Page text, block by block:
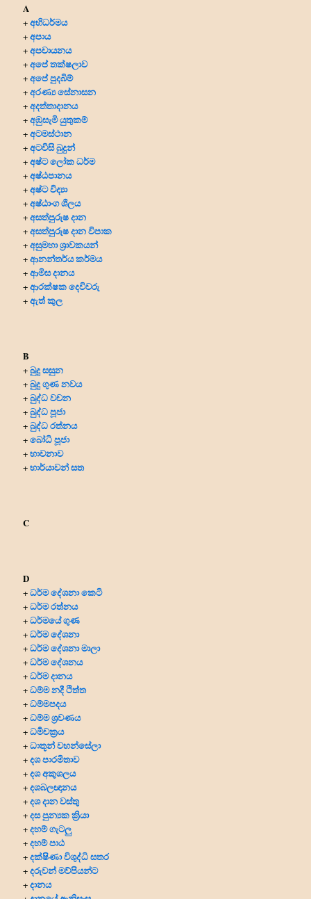
A
+අභිධර්මය
+අපාය
+අපචායනය
+අපේ තක්ෂලාව
+අපේ පුදබිම්
+අරණ්‍ය සේනාසන
+අදත්තාදානය
+අඹුසැමි යුතුකම්
+අටමස්ථාන
+අටවිසි බුදුන්
+අෂ්ට ලෝක ධර්ම
+අෂ්ඨපානය
+අෂ්ට විද්‍යා
+අෂ්ඨාංග ශීලය
+අසත්පුරුෂ දාන
+අසත්පුරුෂ දාන විපාක
+අසුමහා ශ්‍රාවකයන්
+ආනන්තර්ය කර්මය
+ආමිස දානය
+ආරක්ෂක දෙවිවරු
+ඇත් කුල
B
+බුදු සසුන
+බුදු ගුණ නවය
+බුද්ධ වචන
+බුද්ධ පූජා
+බුද්ධ රත්නය
+බෝධි පූජා
+භාවනාව
+භාර්යාවන් සත
C
D
+ධර්ම දේශනා කෙටි
+ධර්ම රත්නය
+ධර්මයේ ගුණ
+ධර්ම දේශනා
+ධර්ම දේශනා මාලා
+ධර්ම දේශනය
+ධර්ම දානය
+ධම්ම නදී ථිත්ත
+ධම්මපදය
+ධම්ම ශ්‍රවණය
+ධර්‍මචක්‍රය
+ධාතූන් වහන්සේලා
+දශ පාරමිතාව
+දශ අකුශලය
+දශබලඥානය
+දශ දාන වස්තු
+දස පුන්‍යක ක්‍රියා
+දහම් ගැටලු
+දහම් පාඨ
+දක්ෂිණා විශුද්ධි සතර
+දරුවන් මව්පියන්ට
+දානය